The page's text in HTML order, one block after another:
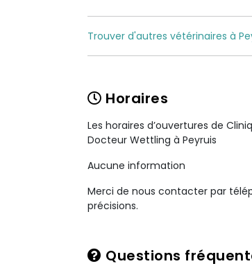
Trouver d'autres vétérinaires à
Horaires
Les horaires d’ouvertures de
Docteur Wettling à Peyruis
Aucune information
Merci de nous contacter par
précisions.
Questions